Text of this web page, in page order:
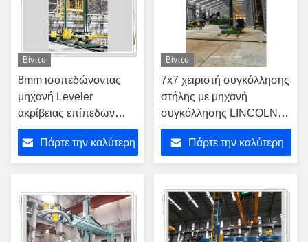
Βίντεο
8mm ισοπεδώνοντας
μηχανή Leveler
ακρίβειας επίπεδων
μερών χρησιμοποιημένη
με τον αναγεννόμενο
κύλινδρο
Πάρτε την καλύτερη
Βίντεο
7x7 χειριστή συγκόλλησης
στήλης με μηχανή
συγκόλλησης LINCOLN
Tandem SAW
Πάρτε την καλύτερη